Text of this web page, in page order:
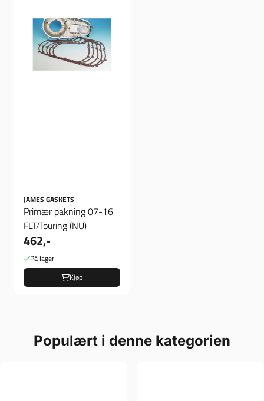
JAMES GASKETS
Primær pakning 07-16
FLT/Touring (NU)
462,-
På lager
Kjøp
Populært i denne kategorien